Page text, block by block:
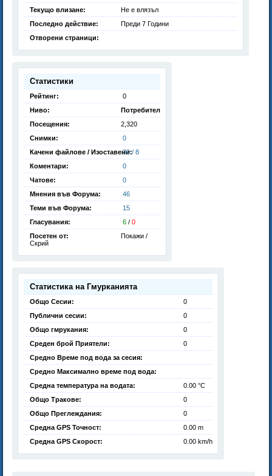
Текущо влизане:
Не е влязъл
Последно действие:
Преди 7 Години
Отворени страници:
Статистики
Рейтинг:
0
Ниво:
Потребител
Посещения:
2,320
Снимки:
0
Качени файлове / Изоставени:
30 / 8
Коментари:
0
Чатове:
0
Мнения във Форума:
46
Теми във Форума:
15
Гласувания:
6 / 0
Посетен от:
Покажи /
Скрий
Статистика на Гмурканията
Общо Сесии:
0
Публични сесии:
0
Общо гмрукания:
0
Среден брой Приятели:
0
Средно Време под вода за сесия:
Средно Максимално време под вода:
Средна температура на водата:
0.00 °C
Общо Тракове:
0
Общо Преглеждания:
0
Средна GPS Точност:
0.00 m
Средна GPS Скорост:
0.00 km/h